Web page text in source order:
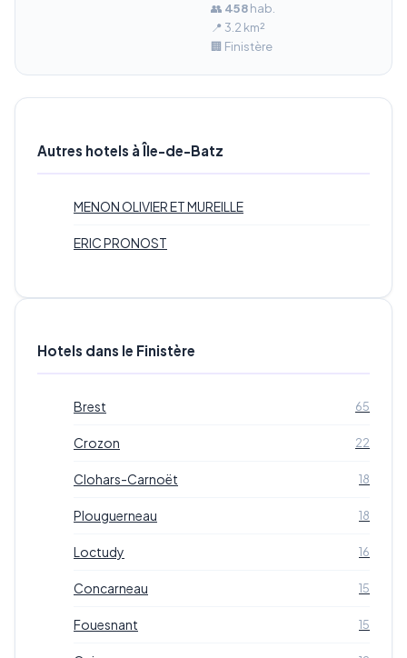
👥 458hab.
📍 3.2 km²
🏢 Finistère
Autres hotels à Île-de-Batz
MENON OLIVIER ET MUREILLE
ERIC PRONOST
Hotels dans le Finistère
Brest 65
Crozon 22
Clohars-Carnoët 18
Plouguerneau 18
Loctudy 16
Concarneau 15
Fouesnant 15